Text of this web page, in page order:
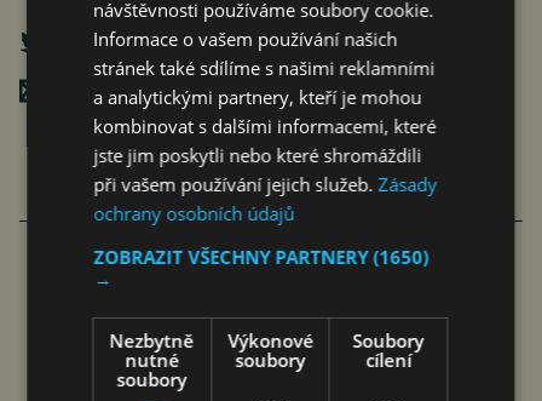
Poslat mailem
4. KOLE PROGRAMU SPRÁVNÝ START
O 3,15 MIL. KČ
návštěvnosti používáme soubory cookie.
Informace o vašem používání našich
stránek také sdílíme s našimi reklamními
a analytickými partnery, kteří je mohou
kombinovat s dalšími informacemi, které
jste jim poskytli nebo které shromáždili
při vašem používání jejich služeb.Zásady
ochrany osobních údajů
ZOBRAZIT VŠECHNY PARTNERY(1650)
→
Nezbytně
nutné
soubory
Výkonové
soubory
Soubory
cílení